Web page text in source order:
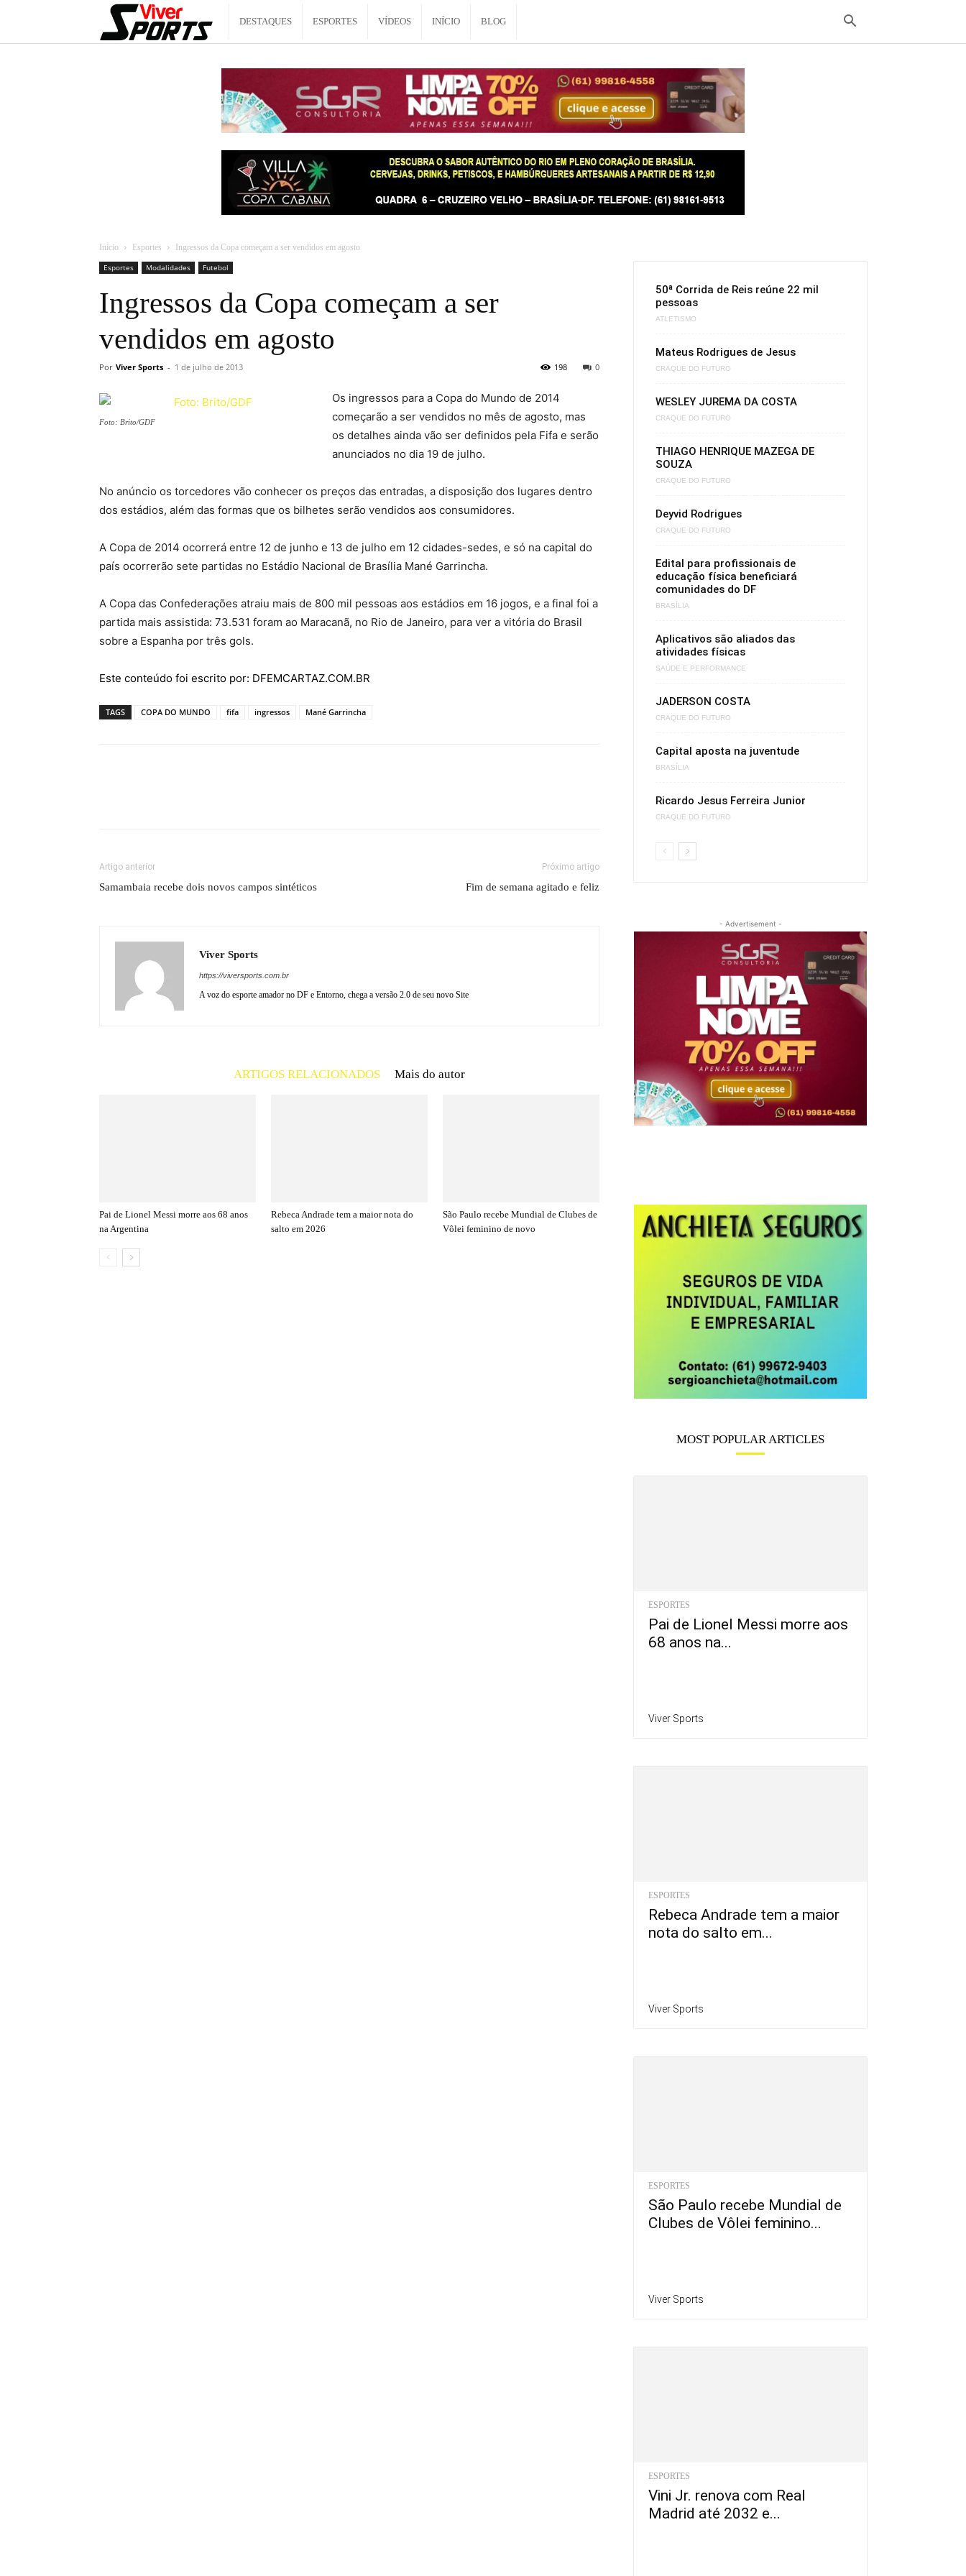
Viver
DESTAQUES ESPORTES VÍDEOS INÍCIO BLOG
Início Esportes
Ingressos da Copa começam a ser vendidos em agosto
Esportes
Modalidades Futebol
Ingressos da Copa começam a ser
vendidos em agosto
Por Viver Sports - 1 de julho de 2013 0
198
Foto: Brito/GDF
Os ingressos para a Copa do Mundo de 2014
começarão a ser vendidos no mês de agosto, mas
os detalhes ainda vão ser definidos pela Fifa e serão
anunciados no dia 19 de julho.
No anúncio os torcedores vão conhecer os preços das entradas, a disposição dos lugares dentro
dos estádios, além das formas que os bilhetes serão vendidos aos consumidores.
A Copa de 2014 ocorrerá entre 12 de junho e 13 de julho em 12 cidades-sedes, e só na capital do
país ocorrerão sete partidas no Estádio Nacional de Brasília Mané Garrincha.
A Copa das Confederações atraiu mais de 800 mil pessoas aos estádios em 16 jogos, e a final foi a
partida mais assistida: 73.531 foram ao Maracanã, no Rio de Janeiro, para ver a vitória do Brasil
sobre a Espanha por três gols.
Este conteúdo foi escrito por: DFEMCARTAZ.COM.BR
TAGS COPA DO MUNDO fifa ingressos Mané Garrincha
Artigo anterior
Samambaia recebe dois novos campos sintéticos
Próximo artigo
Fim de semana agitado e feliz
Viver Sports
https://viversports.com.br
A voz do esporte amador no DF e Entorno, chega a versão 2.0 de seu novo Site
ARTIGOS RELACIONADOS Mais do autor
Pai de Lionel Messi morre aos 68 anos
na Argentina
Rebeca Andrade tem a maior nota do
salto em 2026
São Paulo recebe Mundial de Clubes de
Vôlei feminino de novo
50ª Corrida de Reis reúne 22 mil
pessoas
ATLETISMO
Mateus Rodrigues de Jesus
CRAQUE DO FUTURO
WESLEY JUREMA DA COSTA
CRAQUE DO FUTURO
THIAGO HENRIQUE MAZEGA DE
SOUZA
CRAQUE DO FUTURO
Deyvid Rodrigues
CRAQUE DO FUTURO
Edital para profissionais de
educação física beneficiará
comunidades do DF
BRASÍLIA
Aplicativos são aliados das
atividades físicas
SAÚDE E PERFORMANCE
JADERSON COSTA
CRAQUE DO FUTURO
Capital aposta na juventude
BRASÍLIA
Ricardo Jesus Ferreira Junior
CRAQUE DO FUTURO
- Advertisement -
MOST POPULAR ARTICLES
ESPORTES
Pai de Lionel Messi morre aos
68 anos na...
Viver Sports
ESPORTES
Rebeca Andrade tem a maior
nota do salto em...
Viver Sports
ESPORTES
São Paulo recebe Mundial de
Clubes de Vôlei feminino...
Viver Sports
ESPORTES
Vini Jr. renova com Real
Madrid até 2032 e...